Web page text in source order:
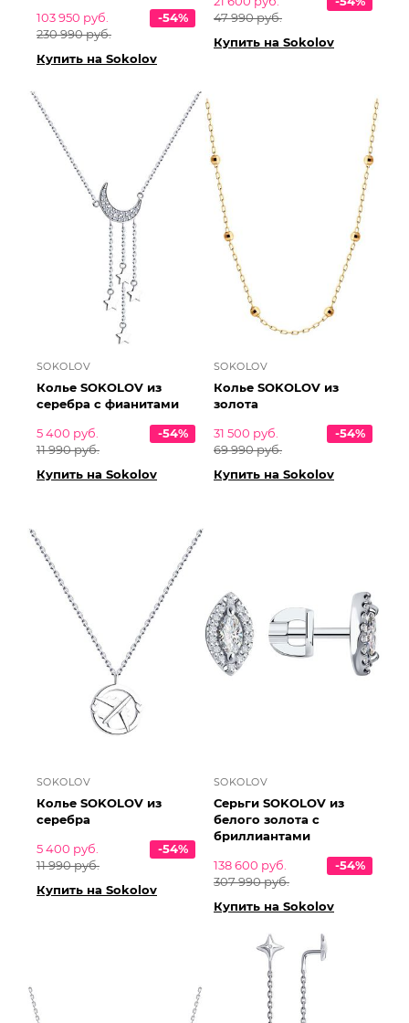
103 950 руб.
230 990 руб.
-54%
Купить на Sokolov
47 990 руб.
Купить на Sokolov
SOKOLOV
Колье SOKOLOV из
серебра с фианитами
5 400 руб.
11 990 руб.
-54%
Купить на Sokolov
SOKOLOV
Колье SOKOLOV из
золота
31 500 руб.
69 990 руб.
-54%
Купить на Sokolov
SOKOLOV
Колье SOKOLOV из
серебра
5 400 руб.
11 990 руб.
-54%
Купить на Sokolov
SOKOLOV
Серьги SOKOLOV из
белого золота с
бриллиантами
138 600 руб.
307 990 руб.
-54%
Купить на Sokolov